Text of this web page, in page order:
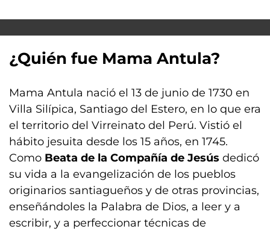
¿Quién fue Mama Antula?
Mama Antula nació el 13 de junio de 1730 en
Villa Silípica, Santiago del Estero, en lo que era
el territorio del Virreinato del Perú. Vistió el
hábito jesuita desde los 15 años, en 1745.
Como Beata de la Compañía de Jesús dedicó
su vida a la evangelización de los pueblos
originarios santiagueños y de otras provincias,
enseñándoles la Palabra de Dios, a leer y a
escribir, y a perfeccionar técnicas de